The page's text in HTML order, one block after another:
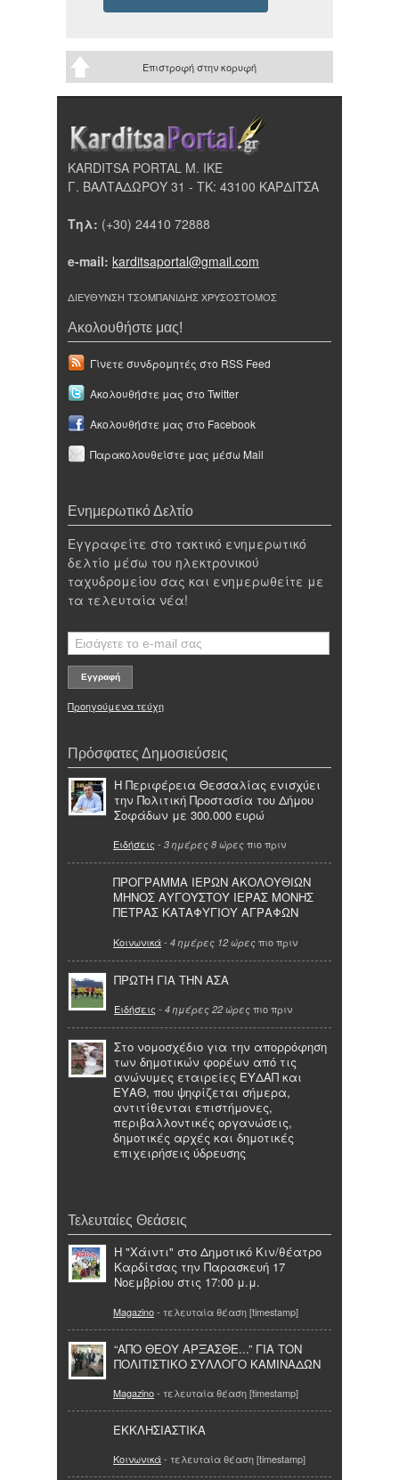
Επιστροφή στην κορυφή
KARDITSA PORTAL Μ. ΙΚΕ
Γ. ΒΑΛΤΑΔΩΡΟΥ 31 - ΤΚ: 43100 ΚΑΡΔΙΤΣΑ
Τηλ: (+30) 24410 72888
e-mail: karditsaportal@gmail.com
ΔΙΕΥΘΥΝΣΗ ΤΣΟΜΠΑΝΙΔΗΣ ΧΡΥΣΟΣΤΟΜΟΣ
Ακολουθήστε μας!
Γίνετε συνδρομητές στο RSS Feed
Ακολουθήστε μας στο Twitter
Ακολουθήστε μας στο Facebook
Παρακολουθείστε μας μέσω Mail
Ενημερωτικό Δελτίο
Εγγραφείτε στο τακτικό ενημερωτικό
δελτίο μέσω του ηλεκτρονικού
ταχυδρομείου σας και ενημερωθείτε με
τα τελευταία νέα!
Προηγούμενα τεύχη
Πρόσφατες Δημοσιεύσεις
Η Περιφέρεια Θεσσαλίας ενισχύει
την Πολιτική Προστασία του Δήμου
Σοφάδων με 300.000 ευρώ
Ειδήσεις - 3 ημέρες 8 ώρες πιο πριν
ΠΡΟΓΡΑΜΜΑ ΙΕΡΩΝ ΑΚΟΛΟΥΘΙΩΝ
ΜΗΝΟΣ ΑΥΓΟΥΣΤΟΥ ΙΕΡΑΣ ΜΟΝΗΣ
ΠΕΤΡΑΣ ΚΑΤΑΦΥΓΙΟΥ ΑΓΡΑΦΩΝ
Κοινωνικά- 4 ημέρες 12 ώρες πιο πριν
ΠΡΩΤΗ ΓΙΑ ΤΗΝ ΑΣΑ
Ειδήσεις - 4 ημέρες 22 ώρες πιο πριν
Στο νομοσχέδιο για την απορρόφηση
των δημοτικών φορέων από τις
ανώνυμες εταιρείες ΕΥΔΑΠ και
ΕΥΑΘ, που ψηφίζεται σήμερα,
αντιτίθενται επιστήμονες,
περιβαλλοντικές οργανώσεις,
δημοτικές αρχές και δημοτικές
επιχειρήσεις ύδρευσης
Τελευταίες Θεάσεις
H "Χάιντι" στο Δημοτικό Κιν/θέατρο
Καρδίτσας την Παρασκευή 17
Νοεμβρίου στις 17:00 μ.μ.
Magazino- τελευταία θέαση [timestamp]
“ΑΠΟ ΘΕΟΥ ΑΡΞΑΣΘΕ...” ΓΙΑ ΤΟΝ
ΠΟΛΙΤΙΣΤΙΚΟ ΣΥΛΛΟΓΟ ΚΑΜΙΝΑΔΩΝ
Magazino- τελευταία θέαση [timestamp]
ΕΚΚΛΗΣΙΑΣΤΙΚΑ
Κοινωνικά- τελευταία θέαση [timestamp]